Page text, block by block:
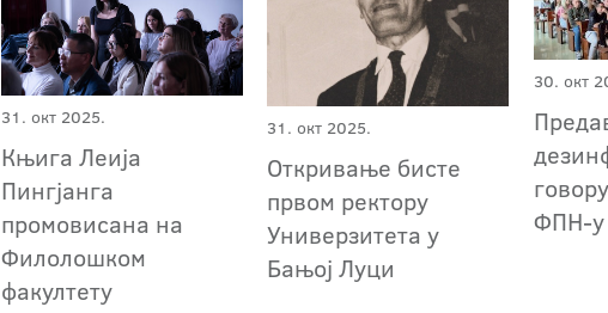
31. окт 2025.
Књига Леија
Пингјанга
промовисана на
Филолошком
факултету
31. окт 2025.
Откривање бисте
првом ректору
Универзитета у
Бањој Луци
30. окт
ФПН-у